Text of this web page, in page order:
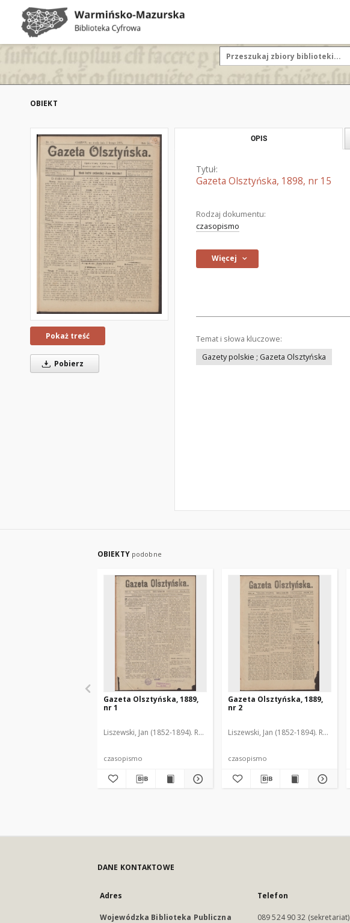
OBIEKT
Pokaż treść
Pobierz
OPIS
Tytuł:
Gazeta Olsztyńska, 1898, nr 15
Rodzaj dokumentu:
czasopismo
Więcej
Temat i słowa kluczowe:
Gazety polskie ; Gazeta Olsztyńska
OBIEKTY podobne
Gazeta Olsztyńska, 1889,
nr 1
Liszewski, Jan (1852-1894). Red.
czasopismo
Gazeta Olsztyńska, 1889,
nr 2
Liszewski, Jan (1852-1894). Red.
czasopismo
DANE KONTAKTOWE
Adres
Wojewódzka Biblioteka Publiczna
Telefon
089 524 90 32 (sekretariat)